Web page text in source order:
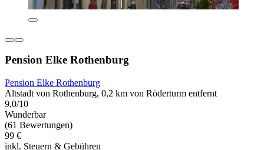
Pension Elke Rothenburg
Pension Elke Rothenburg
Altstadt von Rothenburg, 0,2 km von Röderturm entfernt
9,0/10
Wunderbar
(61 Bewertungen)
99 €
inkl. Steuern & Gebühren